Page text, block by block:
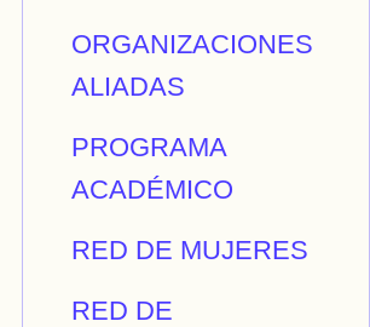
ORGANIZACIONES
ALIADAS
PROGRAMA
ACADÉMICO
RED DE MUJERES
RED DE